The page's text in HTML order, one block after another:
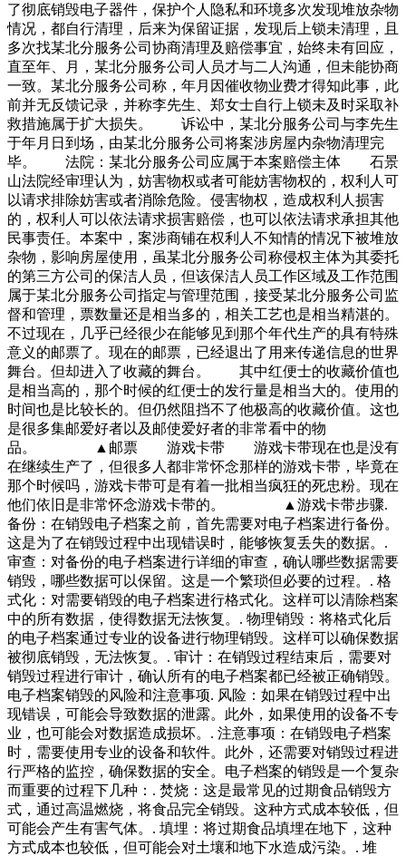
了彻底销毁电子器件，保护个人隐私和环境多次发现堆放杂物
情况，都自行清理，后来为保留证据，发现后上锁未清理，且
多次找某北分服务公司协商清理及赔偿事宜，始终未有回应，
直至年、月，某北分服务公司人员才与二人沟通，但未能协商
一致。某北分服务公司称，年月因催收物业费才得知此事，此
前并无反馈记录，并称李先生、郑女士自行上锁未及时采取补
救措施属于扩大损失。 诉讼中，某北分服务公司与李先生
于年月日到场，由某北分服务公司将案涉房屋内杂物清理完
毕。 法院：某北分服务公司应属于本案赔偿主体 石景
山法院经审理认为，妨害物权或者可能妨害物权的，权利人可
以请求排除妨害或者消除危险。侵害物权，造成权利人损害
的，权利人可以依法请求损害赔偿，也可以依法请求承担其他
民事责任。本案中，案涉商铺在权利人不知情的情况下被堆放
杂物，影响房屋使用，虽某北分服务公司称侵权主体为其委托
的第三方公司的保洁人员，但该保洁人员工作区域及工作范围
属于某北分服务公司指定与管理范围，接受某北分服务公司监
督和管理，票数量还是相当多的，相关工艺也是相当精湛的。
不过现在，几乎已经很少在能够见到那个年代生产的具有特殊
意义的邮票了。现在的邮票，已经退出了用来传递信息的世界
舞台。但却进入了收藏的舞台。 其中红便士的收藏价值也
是相当高的，那个时候的红便士的发行量是相当大的。使用的
时间也是比较长的。但仍然阻挡不了他极高的收藏价值。这也
是很多集邮爱好者以及邮使爱好者的非常看中的物
品。 ▲邮票 游戏卡带 游戏卡带现在也是没有
在继续生产了，但很多人都非常怀念那样的游戏卡带，毕竟在
那个时候吗，游戏卡带可是有着一批相当疯狂的死忠粉。现在
他们依旧是非常怀念游戏卡带的。 ▲游戏卡带步骤.
备份：在销毁电子档案之前，首先需要对电子档案进行备份。
这是为了在销毁过程中出现错误时，能够恢复丢失的数据。.
审查：对备份的电子档案进行详细的审查，确认哪些数据需要
销毁，哪些数据可以保留。这是一个繁琐但必要的过程。. 格
式化：对需要销毁的电子档案进行格式化。这样可以清除档案
中的所有数据，使得数据无法恢复。. 物理销毁：将格式化后
的电子档案通过专业的设备进行物理销毁。这样可以确保数据
被彻底销毁，无法恢复。. 审计：在销毁过程结束后，需要对
销毁过程进行审计，确认所有的电子档案都已经被正确销毁。
电子档案销毁的风险和注意事项. 风险：如果在销毁过程中出
现错误，可能会导致数据的泄露。此外，如果使用的设备不专
业，也可能会对数据造成损坏。. 注意事项：在销毁电子档案
时，需要使用专业的设备和软件。此外，还需要对销毁过程进
行严格的监控，确保数据的安全。电子档案的销毁是一个复杂
而重要的过程下几种：. 焚烧：这是最常见的过期食品销毁方
式，通过高温燃烧，将食品完全销毁。这种方式成本较低，但
可能会产生有害气体。. 填埋：将过期食品填埋在地下，这种
方式成本也较低，但可能会对土壤和地下水造成污染。. 堆